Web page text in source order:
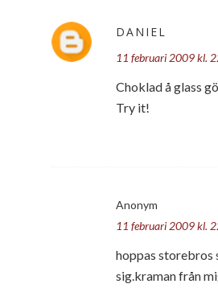
DANIEL
11 februari 2009 kl.
Choklad å glass
Try it!
Anonym
11 februari 2009 kl.
hoppas storebros
sig.kraman från